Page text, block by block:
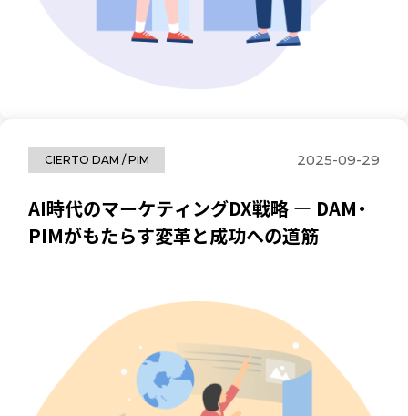
CIERTO DAM / PIM 2025-09-29
AI時代のマーケティングDX戦略 ― DAM・
PIMがもたらす変革と成功への道筋